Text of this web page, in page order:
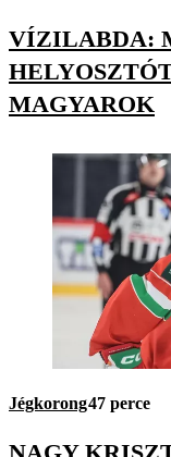
VÍZILABDA:
MAGYAROK
Jégkorong47 perce